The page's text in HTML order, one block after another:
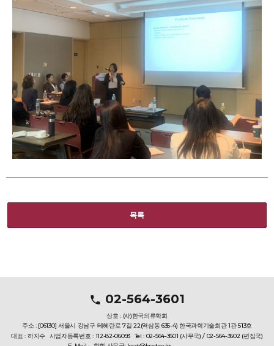
목록
02-564-3601
상호 : (사)한국의류학회
주소 : [06130] 서울시 강남구 테헤란로 7길 22(역삼동 635-4) 한국과학기술회관 1관 513호
대표 : 하지수 사업자등록번호 : 112-82-06093 Tel : 02-564-3601 (사무국) / 02-564-3602 (편집국)